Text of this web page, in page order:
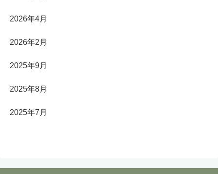
2026年4月
2026年2月
2025年9月
2025年8月
2025年7月